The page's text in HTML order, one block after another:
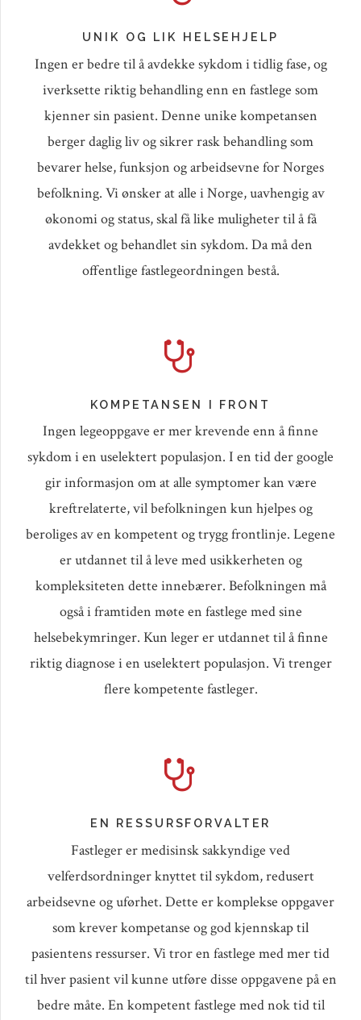
UNIK OG LIK HELSEHJELP
Ingen er bedre til å avdekke sykdom i tidlig fase, og
iverksette riktig behandling enn en fastlege som
kjenner sin pasient. Denne unike kompetansen
berger daglig liv og sikrer rask behandling som
bevarer helse, funksjon og arbeidsevne for Norges
befolkning. Vi ønsker at alle i Norge, uavhengig av
økonomi og status, skal få like muligheter til å få
avdekket og behandlet sin sykdom. Da må den
offentlige fastlegeordningen bestå.
KOMPETANSEN I FRONT
Ingen legeoppgave er mer krevende enn å finne
sykdom i en uselektert populasjon. I en tid der google
gir informasjon om at alle symptomer kan være
kreftrelaterte, vil befolkningen kun hjelpes og
beroliges av en kompetent og trygg frontlinje. Legene
er utdannet til å leve med usikkerheten og
kompleksiteten dette innebærer. Befolkningen må
også i framtiden møte en fastlege med sine
helsebekymringer. Kun leger er utdannet til å finne
riktig diagnose i en uselektert populasjon. Vi trenger
flere kompetente fastleger.
EN RESSURSFORVALTER
Fastleger er medisinsk sakkyndige ved
velferdsordninger knyttet til sykdom, redusert
arbeidsevne og uførhet. Dette er komplekse oppgaver
som krever kompetanse og god kjennskap til
pasientens ressurser. Vi tror en fastlege med mer tid
til hver pasient vil kunne utføre disse oppgavene på en
bedre måte. En kompetent fastlege med nok tid til